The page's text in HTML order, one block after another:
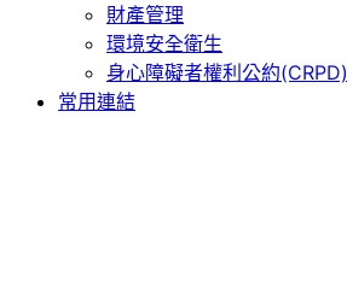
財產管理
環境安全衛生
身心障礙者權利公約(CRPD)
常用連結